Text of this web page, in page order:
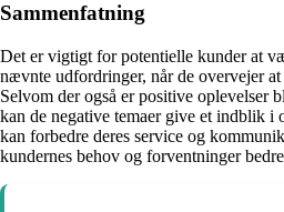
Sammenfatning
Det er vigtigt for potentielle kunder at
nævnte udfordringer, når de overvejer
Selvom der også er positive oplevelser
kan de negative temaer give et indblik i
kan forbedre deres service og
kundernes behov og forventninger